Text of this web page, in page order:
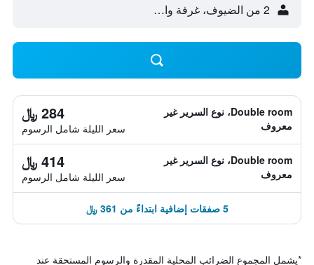
2 من الضيوف، غرفة واحدة
Double room، نوع السرير غير
معروف
284 ﷼
سعر الليلة شامل الرسوم
Double room، نوع السرير غير
معروف
414 ﷼
سعر الليلة شامل الرسوم
5 صفقات إضافية ابتداءً من 361 ﷼
*يشمل المجموع الضرائب المحلية المقدرة والرسوم المستحقة عند